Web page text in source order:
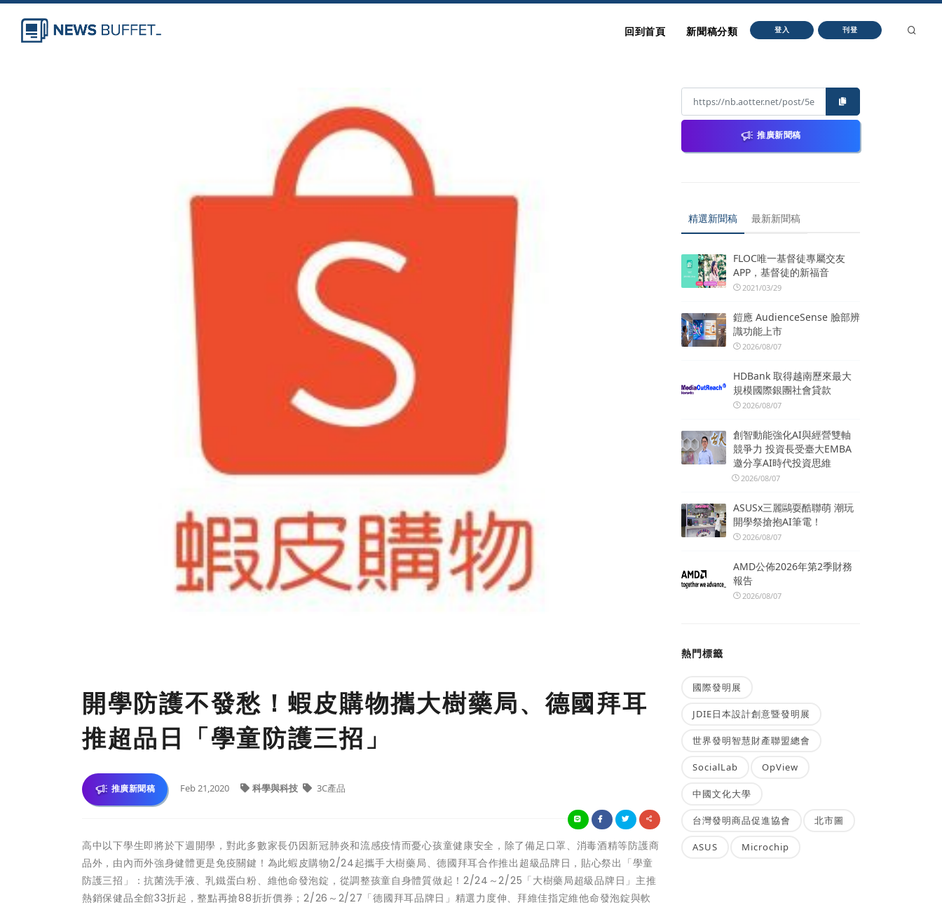
回到首頁 新聞稿分類 登入 刊登
開學防護不發愁！蝦皮購物攜大樹藥局、德國拜耳
推超品日「學童防護三招」
推廣新聞稿 Feb 21,2020 科學與科技 3C產品
高中以下學生即將於下週開學，對此多數家長仍因新冠肺炎和流感疫情而憂心孩童健康安全，除了備足口罩、消毒酒精等防護商
品外，由內而外強身健體更是免疫關鍵！為此蝦皮購物2/24起攜手大樹藥局、德國拜耳合作推出超級品牌日，貼心祭出「學童
防護三招」：抗菌洗手液、乳鐵蛋白粉、維他命發泡錠，從調整孩童自身體質做起！2/24～2/25「大樹藥局超級品牌日」主推
熱銷保健品全館33折起，整點再搶88折折價券；2/26～2/27「德國拜耳品牌日」精選力度伸、拜維佳指定維他命發泡錠與軟
推廣新聞稿
精選新聞稿 最新新聞稿
FLOC唯一基督徒專屬交友
APP，基督徒的新福音
2021/03/29
鎧應 AudienceSense 臉部辨
識功能上市
2026/08/07
HDBank 取得越南歷來最大
規模國際銀團社會貸款
2026/08/07
創智動能強化AI與經營雙軸
競爭力 投資長受臺大EMBA
邀分享AI時代投資思維
2026/08/07
ASUSx三麗鷗耍酷聯萌 潮玩
開學祭搶抱AI筆電！
2026/08/07
AMD公佈2026年第2季財務
報告
2026/08/07
熱門標籤
國際發明展
JDIE日本設計創意暨發明展
世界發明智慧財產聯盟總會
SocialLab OpView
中國文化大學
台灣發明商品促進協會 北市圖
ASUS Microchip